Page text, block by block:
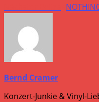
Bernd Cramer
Konzert-Junkie & Vinyl-